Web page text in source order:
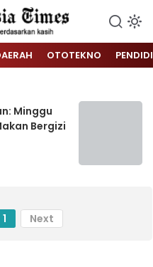
OTOTEKNO
Minggu
Bergizi
1 Next